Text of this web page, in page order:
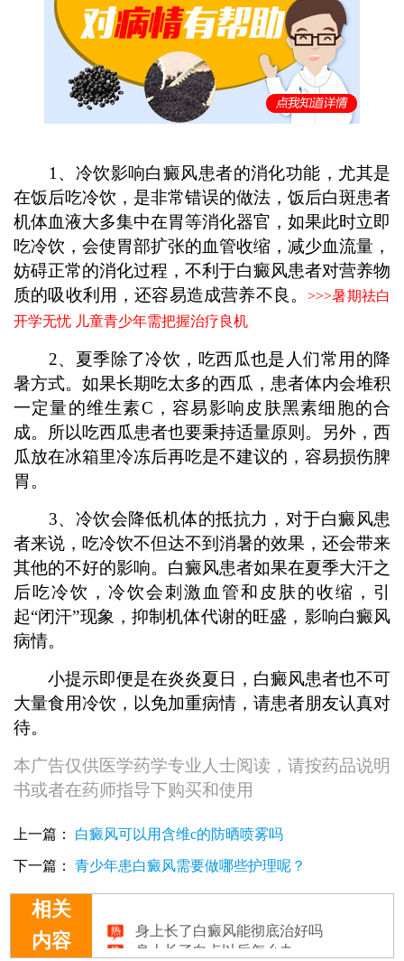
1、冷饮影响白癜风患者的消化功能，尤其是
在饭后吃冷饮，是非常错误的做法，饭后白斑患者
机体血液大多集中在胃等消化器官，如果此时立即
吃冷饮，会使胃部扩张的血管收缩，减少血流量，
妨碍正常的消化过程，不利于白癜风患者对营养物
质的吸收利用，还容易造成营养不良。>>>暑期祛白
开学无忧 儿童青少年需把握治疗良机
2、夏季除了冷饮，吃西瓜也是人们常用的降
暑方式。如果长期吃太多的西瓜，患者体内会堆积
一定量的维生素C，容易影响皮肤黑素细胞的合
成。所以吃西瓜患者也要秉持适量原则。另外，西
瓜放在冰箱里冷冻后再吃是不建议的，容易损伤脾
胃。
3、冷饮会降低机体的抵抗力，对于白癜风患
者来说，吃冷饮不但达不到消暑的效果，还会带来
其他的不好的影响。白癜风患者如果在夏季大汗之
后吃冷饮，冷饮会刺激血管和皮肤的收缩，引
起“闭汗”现象，抑制机体代谢的旺盛，影响白癜风
病情。
小提示即便是在炎炎夏日，白癜风患者也不可
大量食用冷饮，以免加重病情，请患者朋友认真对
待。
本广告仅供医学药学专业人士阅读，请按药品说明
书或者在药师指导下购买和使用
上一篇： 白癜风可以用含维c的防晒喷雾吗
下一篇： 青少年患白癜风需要做哪些护理呢？
相关
内容
身上长了白癜风能彻底治好吗
身上长了白点以后怎么办